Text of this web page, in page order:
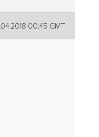
00:45 GMT